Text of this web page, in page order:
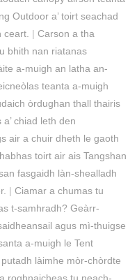
Outdoor a’ toirt seachad
| Carson a tha
bhith nan riatanas
a-muigh an latha an-
teanta a-muigh
òrdughan thall thairis
chiad leth den
air a chuir dheth le gaoth
toirt air ais Tangshan
fasgaidh làn-shealladh
| Ciamar a chumas tu
t-samhradh? Geàrr-
agus mì-thuigse
a-muigh le Tent
làimhe mòr-chòrdte